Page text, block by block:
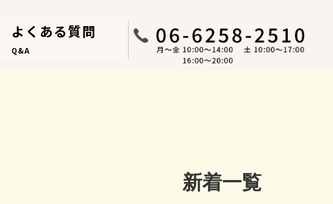
よくある質問
Q&A
新着一覧